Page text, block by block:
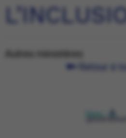
Autres ministères
Retour à